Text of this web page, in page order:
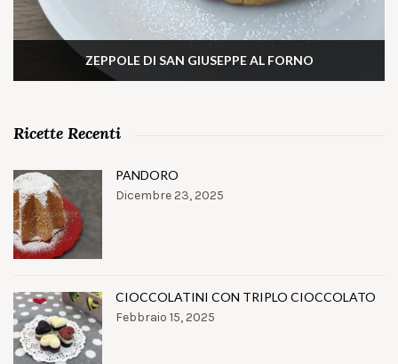
ZEPPOLE DI SAN GIUSEPPE AL FORNO
Ricette Recenti
PANDORO
Dicembre 23, 2025
CIOCCOLATINI CON TRIPLO CIOCCOLATO
Febbraio 15, 2025